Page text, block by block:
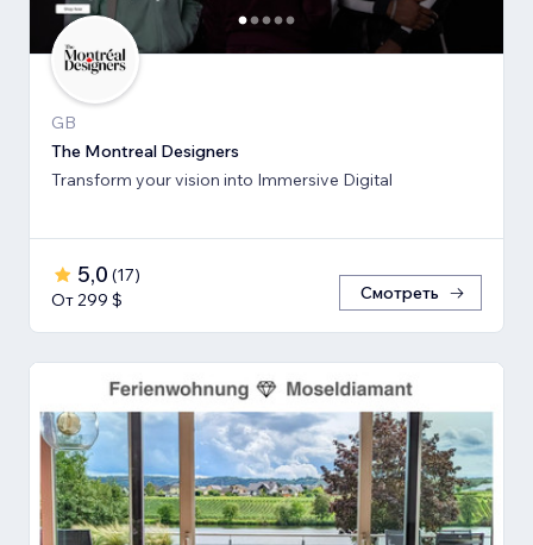
GB
The Montreal Designers
Transform your vision into Immersive Digital
5,0 (17)
От 299 $
Смотреть